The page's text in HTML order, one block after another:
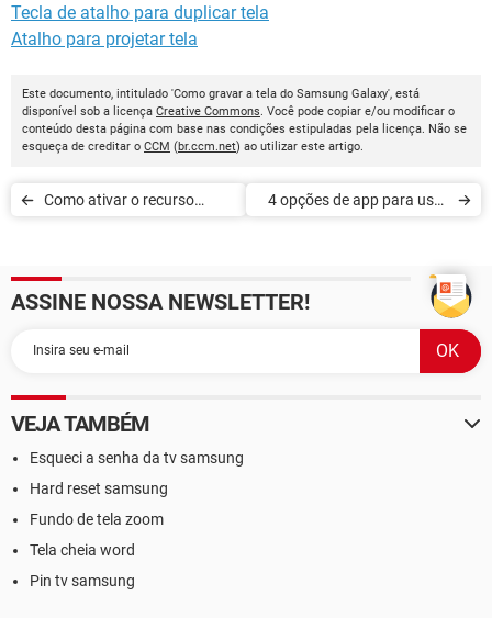
Tecla de atalho para duplicar tela
Atalho para projetar tela
Este documento, intitulado 'Como gravar a tela do Samsung Galaxy', está
disponível sob a licença Creative Commons. Você pode copiar e/ou modificar o
conteúdo desta página com base nas condições estipuladas pela licença. Não se
esqueça de creditar o CCM (br.ccm.net) ao utilizar este artigo.
Como ativar o recurso
4 opções de app para usar
ASSINE NOSSA NEWSLETTER!
VEJA TAMBÉM
Esqueci a senha da tv samsung
Hard reset samsung
Fundo de tela zoom
Tela cheia word
Pin tv samsung